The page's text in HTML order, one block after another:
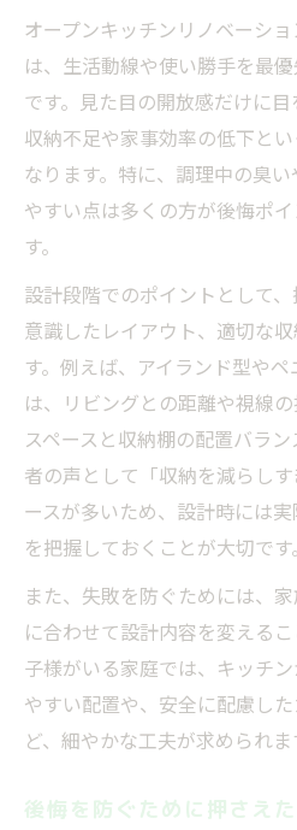
オープンキッチンリノベーシ
は、生活動線や使い勝手を最
です。見た目の開放感だけに
収納不足や家事効率の低下と
なります。特に、調理中の臭
やすい点は多くの方が後悔ポ
す。
設計段階でのポイントとして
意識したレイアウト、適切な
す。例えば、アイランド型や
は、リビングとの距離や視線
スペースと収納棚の配置バラ
者の声として「収納を減らし
ースが多いため、設計時には
を把握しておくことが大切です。
また、失敗を防ぐためには、
に合わせて設計内容を変える
子様がいる家庭では、キッチ
やすい配置や、安全に配慮し
ど、細やかな工夫が求められま
後悔を防ぐために押さえ